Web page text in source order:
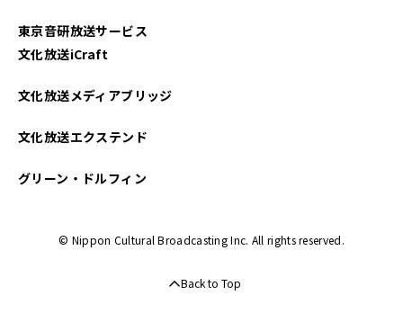
東京音研放送サービス
文化放送iCraft
文化放送メディアブリッジ
文化放送エクステンド
グリーン・ドルフィン
© Nippon Cultural Broadcasting Inc. All rights reserved.
Back to Top